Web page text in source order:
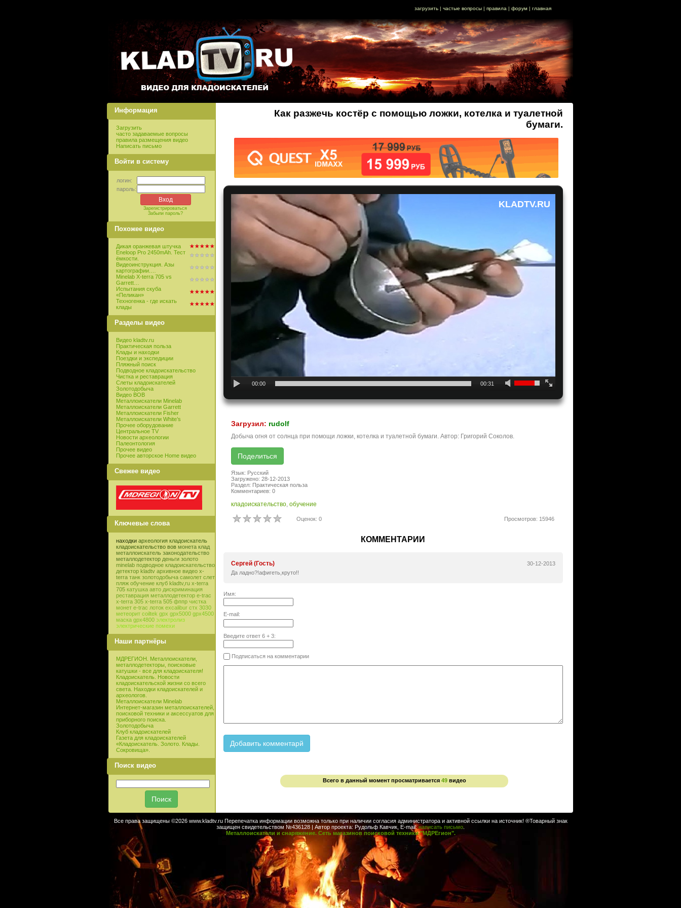
загрузить| частые вопросы| правила | форум| главная
Информация
Загрузить
часто задаваемые вопросы
правила размещения видео
Написать письмо
Войти в систему
логин:
пароль:
Зарегистрироваться
Забыли пароль?
Похожее видео
Дикая оранжевая штучка
Eneloop Pro 2450mAh. Тест
ёмкости.
Видеоинструкция. Азы
картографии.…
Minelab X-terra 705 vs
Garrett…
Испытания скуба
«Пеликан»
Техногенка - где искать
клады
Разделы видео
Видео kladtv.ru
Практическая польза
Клады и находки
Поездки и экспедиции
Пляжный поиск
Подводное кладоискательство
Чистка и реставрация
Слеты кладоискателей
Золотодобыча
Видео ВОВ
Металлоискатели Minelab
Металлоискатели Garrett
Металлоискатели Fisher
Металлоискатели White’s
Прочее оборудование
Центральное TV
Новости археологии
Палеонтология
Прочее видео
Прочее авторское Home видео
Свежее видео
Ключевые слова
находки археология кладоискатель
кладоискательство вов монета клад
металлоискатель законодательство
металлодетектор деньги золото
minelab подводное кладоискательство
детектор kladtv архивное видео x-
terra танк золотодобыча самолет слет
пляж обучение клуб kladtv,ru x-terra
705 катушка авто дискриминация
реставрация металлодетектор e-trac
x-terra 305 x-terra 505 фппр чистка
монет e-trac лоток excalibur стх 3030
метеорит coiltek gpx gpx5000 gpx4500
маска gpx4800 электролиз
электрические помехи
Наши партнёры
МДРЕГИОН. Металлоискатели,
металлодетекторы, поисковые
катушки - все для кладоискателя!
Кладоискатель. Новости
кладоискательской жизни со всего
света. Находки кладоискателей и
археологов.
Металлоискатели Minelab
Интернет-магазин металлоискателей,
поисковой техники и аксессуатов для
приборного поиска.
Золотодобыча
Клуб кладоискателей
Газета для кладоискателей
«Кладоискатель. Золото. Клады.
Сокровища».
Поиск видео
Как разжечь костёр с помощью ложки, котелка и туалетной
бумаги.
KLADTV.RU
00:00 00:31
Загрузил: rudolf
Добыча огня от солнца при помощи ложки, котелка и туалетной бумаги. Автор: Григорий Соколов.
Язык: Русский
Загружено: 28-12-2013
Раздел: Практическая польза
Комментариев: 0
кладоискательство, обучение
Оценок: 0 Просмотров: 15946
КОММЕНТАРИИ
Сергей (Гость)
30-12-2013
Да ладно?!афигеть,круто!!
Имя:
E-mail:
Введите ответ 6+ 3:
Подписаться на комментарии
Всего в данный момент просматривается 49видео
Все права защищены ©2026 www.kladtv.ru Перепечатка информации возможна только при наличии согласия администратора и активной ссылки на источник! ®Товарный знак
защищен свидетельством №436128 | Автор проекта: Рудольф Кавчик, E-mail:написать письмо
Металлоискатели и снаряжение. Сеть магазинов поисковой техники "МДРЕгион".